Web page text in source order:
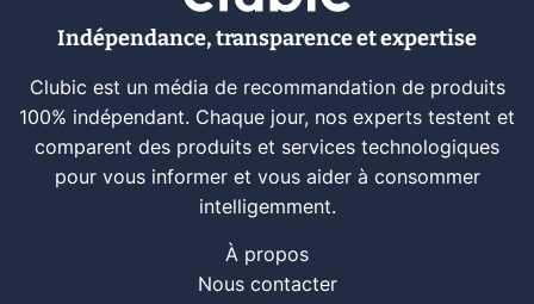
Indépendance, transparence et expertise
Clubic est un média de recommandation de produits
100% indépendant. Chaque jour, nos experts testent et
comparent des produits et services technologiques
pour vous informer et vous aider à consommer
intelligemment.
À propos
Nous contacter